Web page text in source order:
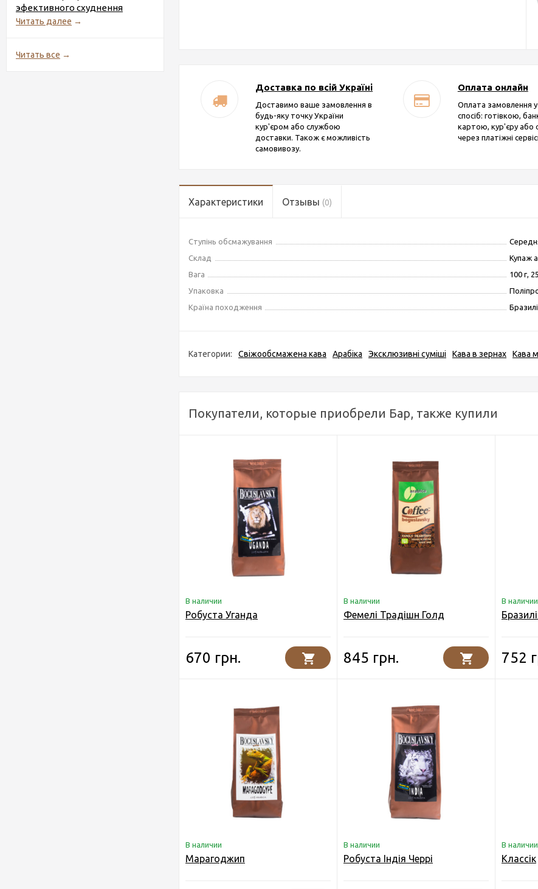
эфективного схуднення
Читать далее →
Читать все →
Доставка по всій Україні
Доставимо ваше замовлення в
будь-яку точку України
кур'єром або службою
доставки. Також є можливість
самовивозу.
Оплата онлайн
Оплата замовлення у
спосіб: готівкою,
картою, кур'єру або
через платіжні
Характеристики Отзывы (0)
Ступінь обсмажування
Склад
Купаж
Вага
100 г,
Упаковка
Країна походження
Категории: Свіжообсмажена кава Арабіка Эксклюзивні суміші Кава в зернах Кава
Покупатели, которые приобрели Бар, также купили
В наличии
Робуста Уганда
670 грн.
В наличии
Фемелі Традішн Голд
845 грн.
В наличии
752
В наличии
Марагоджип
В наличии
Робуста Індія Черрі
В наличии
Классік